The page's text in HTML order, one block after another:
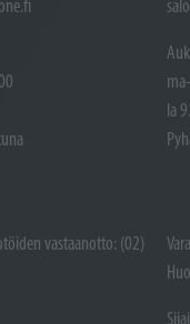
vastaanotto: (02)
la